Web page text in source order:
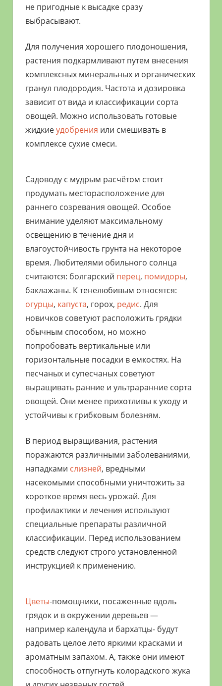
не пригодные к высадке сразу
выбрасывают.
Для получения хорошего плодоношения,
растения подкармливают путем внесения
комплексных минеральных и органических
гранул плодородия. Частота и дозировка
зависит от вида и классификации сорта
овощей. Можно использовать готовые
жидкиеудобрения или смешивать в
комплексе сухие смеси.
Садоводу с мудрым расчётом стоит
продумать месторасположение для
раннего созревания овощей. Особое
внимание уделяют максимальному
освещению в течение дня и
влагоустойчивость грунта на некоторое
время. Любителями обильного солнца
считаются: болгарский перец, помидоры,
баклажаны. К тенелюбивым относятся:
огурцы, капуста, горох, редис. Для
новичков советуют расположить грядки
обычным способом, но можно
попробовать вертикальные или
горизонтальные посадки в емкостях. На
песчаных и супесчаных советуют
выращивать ранние и ультраранние сорта
овощей. Они менее прихотливы к уходу и
устойчивы к грибковым болезням.
В период выращивания, растения
поражаются различными заболеваниями,
нападками слизней, вредными
насекомыми способными уничтожить за
короткое время весь урожай. Для
профилактики и лечения используют
специальные препараты различной
классификации. Перед использованием
средств следуют строго установленной
инструкцией к применению.
Цветы-помощники, посаженные вдоль
грядок и в окружении деревьев —
например календула и бархатцы- будут
радовать целое лето яркими красками и
ароматным запахом. А, также они имеют
способность отпугнуть колорадского жука